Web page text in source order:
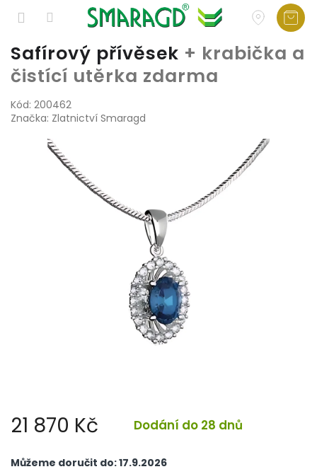
Přejít
na
obsah
Safírový přívěsek + krabička a
čistící utěrka zdarma
Kód: 200462
Značka: Zlatnictví Smaragd
21 870 Kč Dodání do 28 dnů
cena:
Můžeme doručit do:17.9.2026